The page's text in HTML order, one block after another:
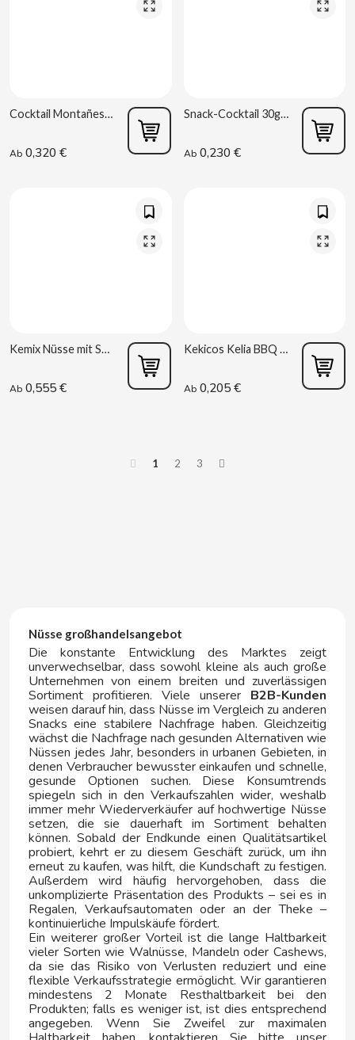
DON SIMON
E
F
FACUNDO
FANTA
FAS VENDING
FERRERO KINDER
FIESTA
FILIPINOS
Cocktail Montañes 40g Die Baturrica
Ab 0,320 €
Snack-Cocktail 30g La Baturrica
Ab 0,230 €
Kemix Nüsse mit Schale 112g Kelia R6
Ab 0,555 €
Kekicos Kelia BBQ gebratener Mais 34grs R2
Ab 0,205 €
1 2 3
Nüsse großhandelsangebot
Die konstante Entwicklung des Marktes zeigt
unverwechselbar, dass sowohl kleine als auch große
Unternehmen von einem breiten und zuverlässigen
Sortiment profitieren. Viele unserer B2B-Kunden
weisen darauf hin, dass Nüsse im Vergleich zu anderen
Snacks eine stabilere Nachfrage haben. Gleichzeitig
wächst die Nachfrage nach gesunden Alternativen wie
Nüssen jedes Jahr, besonders in urbanen Gebieten, in
denen Verbraucher bewusster einkaufen und schnelle,
gesunde Optionen suchen. Diese Konsumtrends
spiegeln sich in den Verkaufszahlen wider, weshalb
immer mehr Wiederverkäufer auf hochwertige Nüsse
setzen, die sie dauerhaft im Sortiment behalten
können. Sobald der Endkunde einen Qualitätsartikel
probiert, kehrt er zu diesem Geschäft zurück, um ihn
erneut zu kaufen, was hilft, die Kundschaft zu festigen.
Außerdem wird häufig hervorgehoben, dass die
unkomplizierte Präsentation des Produkts – sei es in
Regalen, Verkaufsautomaten oder an der Theke –
kontinuierliche Impulskäufe fördert.
Ein weiterer großer Vorteil ist die lange Haltbarkeit
vieler Sorten wie Walnüsse, Mandeln oder Cashews,
da sie das Risiko von Verlusten reduziert und eine
flexible Verkaufsstrategie ermöglicht. Wir garantieren
mindestens 2 Monate Resthaltbarkeit bei den
Produkten; falls es weniger ist, ist dies entsprechend
angegeben. Wenn Sie Zweifel zur maximalen